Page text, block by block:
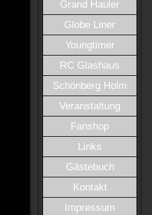
Grand Hauler
Globe Liner
Youngtimer
RC Glashaus
Schönberg Holm
Veranstaltung
Fanshop
Links
Gästebuch
Kontakt
Impressum